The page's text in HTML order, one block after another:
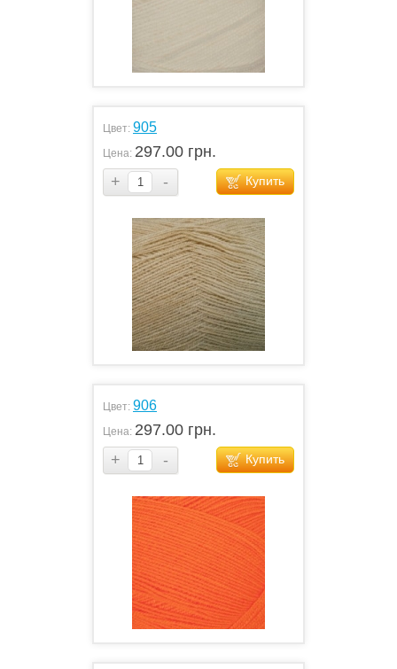
Цвет: 905
Цена: 297.00 грн.
+
- Купить
Цвет: 906
Цена: 297.00 грн.
+
- Купить